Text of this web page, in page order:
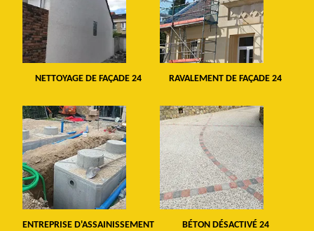
NETTOYAGE DE FAÇADE 24 RAVALEMENT DE FAÇADE 24
ENTREPRISE D'ASSAINISSEMENT BÉTON DÉSACTIVÉ 24